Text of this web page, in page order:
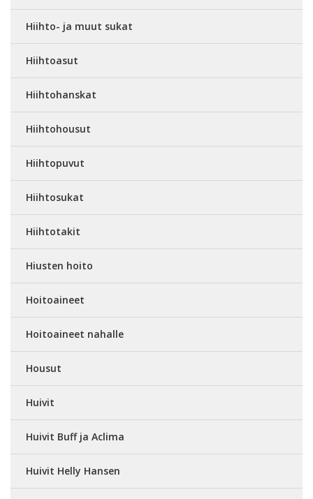
Hiihto- ja muut sukat
Hiihtoasut
Hiihtohanskat
Hiihtohousut
Hiihtopuvut
Hiihtosukat
Hiihtotakit
Hiusten hoito
Hoitoaineet
Hoitoaineet nahalle
Housut
Huivit
Huivit Buff ja Aclima
Huivit Helly Hansen